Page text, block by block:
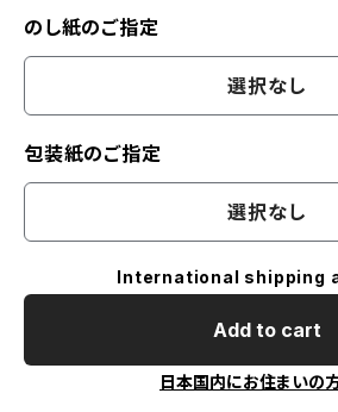
のし紙のご指定
選択なし
包装紙のご指定
選択なし
International shipping
Add to cart
日本国内にお住まいの